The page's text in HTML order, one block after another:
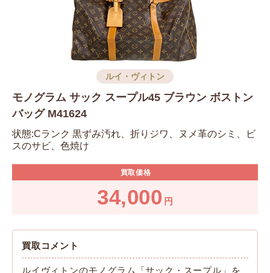
ルイ・ヴィトン
モノグラム サック スープル45 ブラウン ボストン
バッグ M41624
状態:Cランク 黒ずみ汚れ、折りジワ、ヌメ革のシミ、ビ
スのサビ、色焼け
買取価格
34,000 円
買取コメント
ルイヴィトンのモノグラム「サック・スープル」を